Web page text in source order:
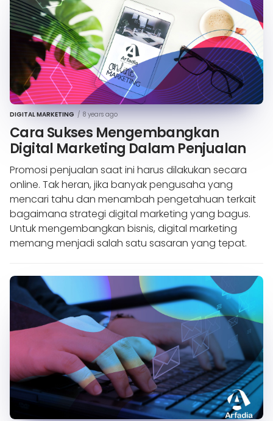
DIGITAL MARKETING / 8 years ago
Cara Sukses Mengembangkan
Digital Marketing Dalam Penjualan
Promosi penjualan saat ini harus dilakukan secara
online. Tak heran, jika banyak pengusaha yang
mencari tahu dan menambah pengetahuan terkait
bagaimana strategi digital marketing yang bagus.
Untuk mengembangkan bisnis, digital marketing
memang menjadi salah satu sasaran yang tepat.